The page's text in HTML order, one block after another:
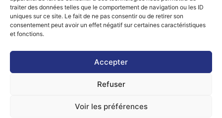
traiter des données telles que le comportement de navigation ou les ID
uniques sur ce site. Le fait de ne pas consentir ou de retirer son
consentement peut avoir un effet négatif sur certaines caractéristiques
et fonctions.
Accepter
Refuser
Voir les préférences
Contactez-nous Mentions légales